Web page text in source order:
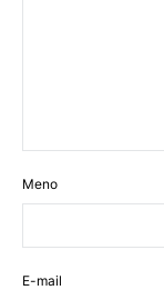
Meno
E-mail